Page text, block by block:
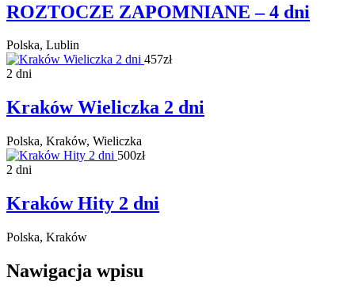
ROZTOCZE ZAPOMNIANE – 4 dni
Polska, Lublin
457zł
2 dni
Kraków Wieliczka 2 dni
Polska, Kraków, Wieliczka
500zł
2 dni
Kraków Hity 2 dni
Polska, Kraków
Nawigacja wpisu